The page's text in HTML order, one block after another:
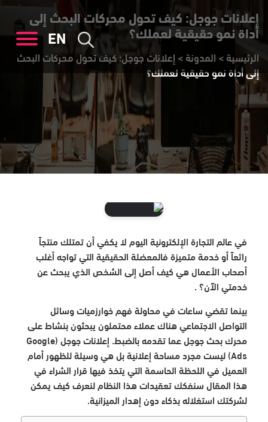
EN
إعلانات جوجل: كيف تحول محركات البحث إلى
أداة نمو حقيقية لعملك؟
الرئيسية> المدونة> إعلانات جوجل: كيف تحول محركات البحث
إلى أداة نمو حقيقية لعملك؟
في عالم التجارة الإلكترونية اليوم لا يكفي أن تمتلك منتجاً
رائعاً أو خدمة متميزة فالمعضلة الحقيقية التي تواجه أغلب
أصحاب الأعمال هي كيف أصل إلى الشخص الذي يبحث عن
خدمتي الآن؟ .
بينما تقضي ساعات في محاولة فهم خوارزميات وسائل
التواصل الاجتماعي هناك عملاء محتملون يبحثون بنشاط على
محرك بحث جوجل عما تقدمه بالضبط. إعلانات جوجل (Google
Ads) ليست مجرد مساحة إعلانية بل هي وسيلة للظهور أمام
العميل في اللحظة الحاسمة التي يتخذ فيها قرار الشراء في
هذا المقال سنفكك تعقيدات هذا النظام لنعرف كيف يمكن
لشركتك استغلاله بذكاء دون إهدار الميزانية.